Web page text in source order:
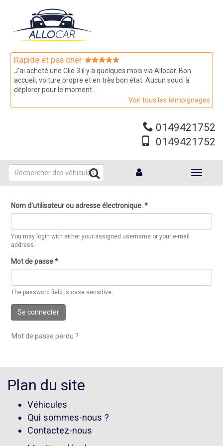
principal
Rapide et pas cher
J'ai acheté une Clio 3 il y a quelques mois via Allocar. Bon
accueil, voiture propre et en très bon état. Aucun souci à
déplorer pour le moment...
Voir tous les témoignages
0149421752
0149421752
Toggle
Nom d'utilisateur ou adresse électronique.*
You may login with either your assigned username or your e-mail
address.
Mot de passe*
The password field is case sensitive.
Se connecter
Mot de passe perdu ?
Plan du site
Véhicules
Qui sommes-nous ?
Contactez-nous